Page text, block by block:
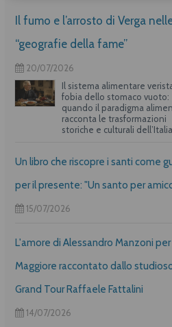
Il fumo e l’arrosto di Verga
“geografie della fame”
20/07/2026
Il sistema alimentare
fobia dello stomaco vuoto:
quando il paradigma
racconta le trasformazioni
storiche e culturali
Un libro che riscopre i santi come
per il presente: "Un santo per
15/07/2026
L'amore di Alessandro Manzoni per
Maggiore raccontato dallo
Grand Tour Raffaele Fattalini
14/07/2026